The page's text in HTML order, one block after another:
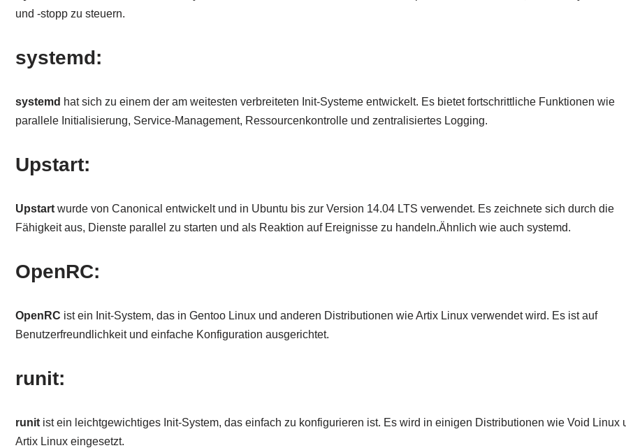
und -stopp zu steuern.
systemd:
systemd hat sich zu einem der am weitesten verbreiteten Init-Systeme entwickelt. Es bietet fortschrittliche Funktionen wie
parallele Initialisierung, Service-Management, Ressourcenkontrolle und zentralisiertes Logging.
Upstart:
Upstartwurde von Canonical entwickelt und in Ubuntu bis zur Version 14.04 LTS verwendet. Es zeichnete sich durch die
Fähigkeit aus, Dienste parallel zu starten und als Reaktion auf Ereignisse zu handeln.Ähnlich wie auch systemd.
OpenRC:
OpenRC ist ein Init-System, das in Gentoo Linux und anderen Distributionen wie Artix Linux verwendet wird. Es ist auf
Benutzerfreundlichkeit und einfache Konfiguration ausgerichtet.
runit:
runitist ein leichtgewichtiges Init-System, das einfach zu konfigurieren ist. Es wird in einigen Distributionen wie Void Linux
Artix Linux eingesetzt.